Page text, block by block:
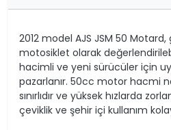
2012 model AJS JSM 50
motosiklet olarak
hacimli ve yeni sürücüler için
pazarlanır. 50cc motor hacmi
sınırlıdır ve yüksek hızlarda
çeviklik ve şehir içi kullanım